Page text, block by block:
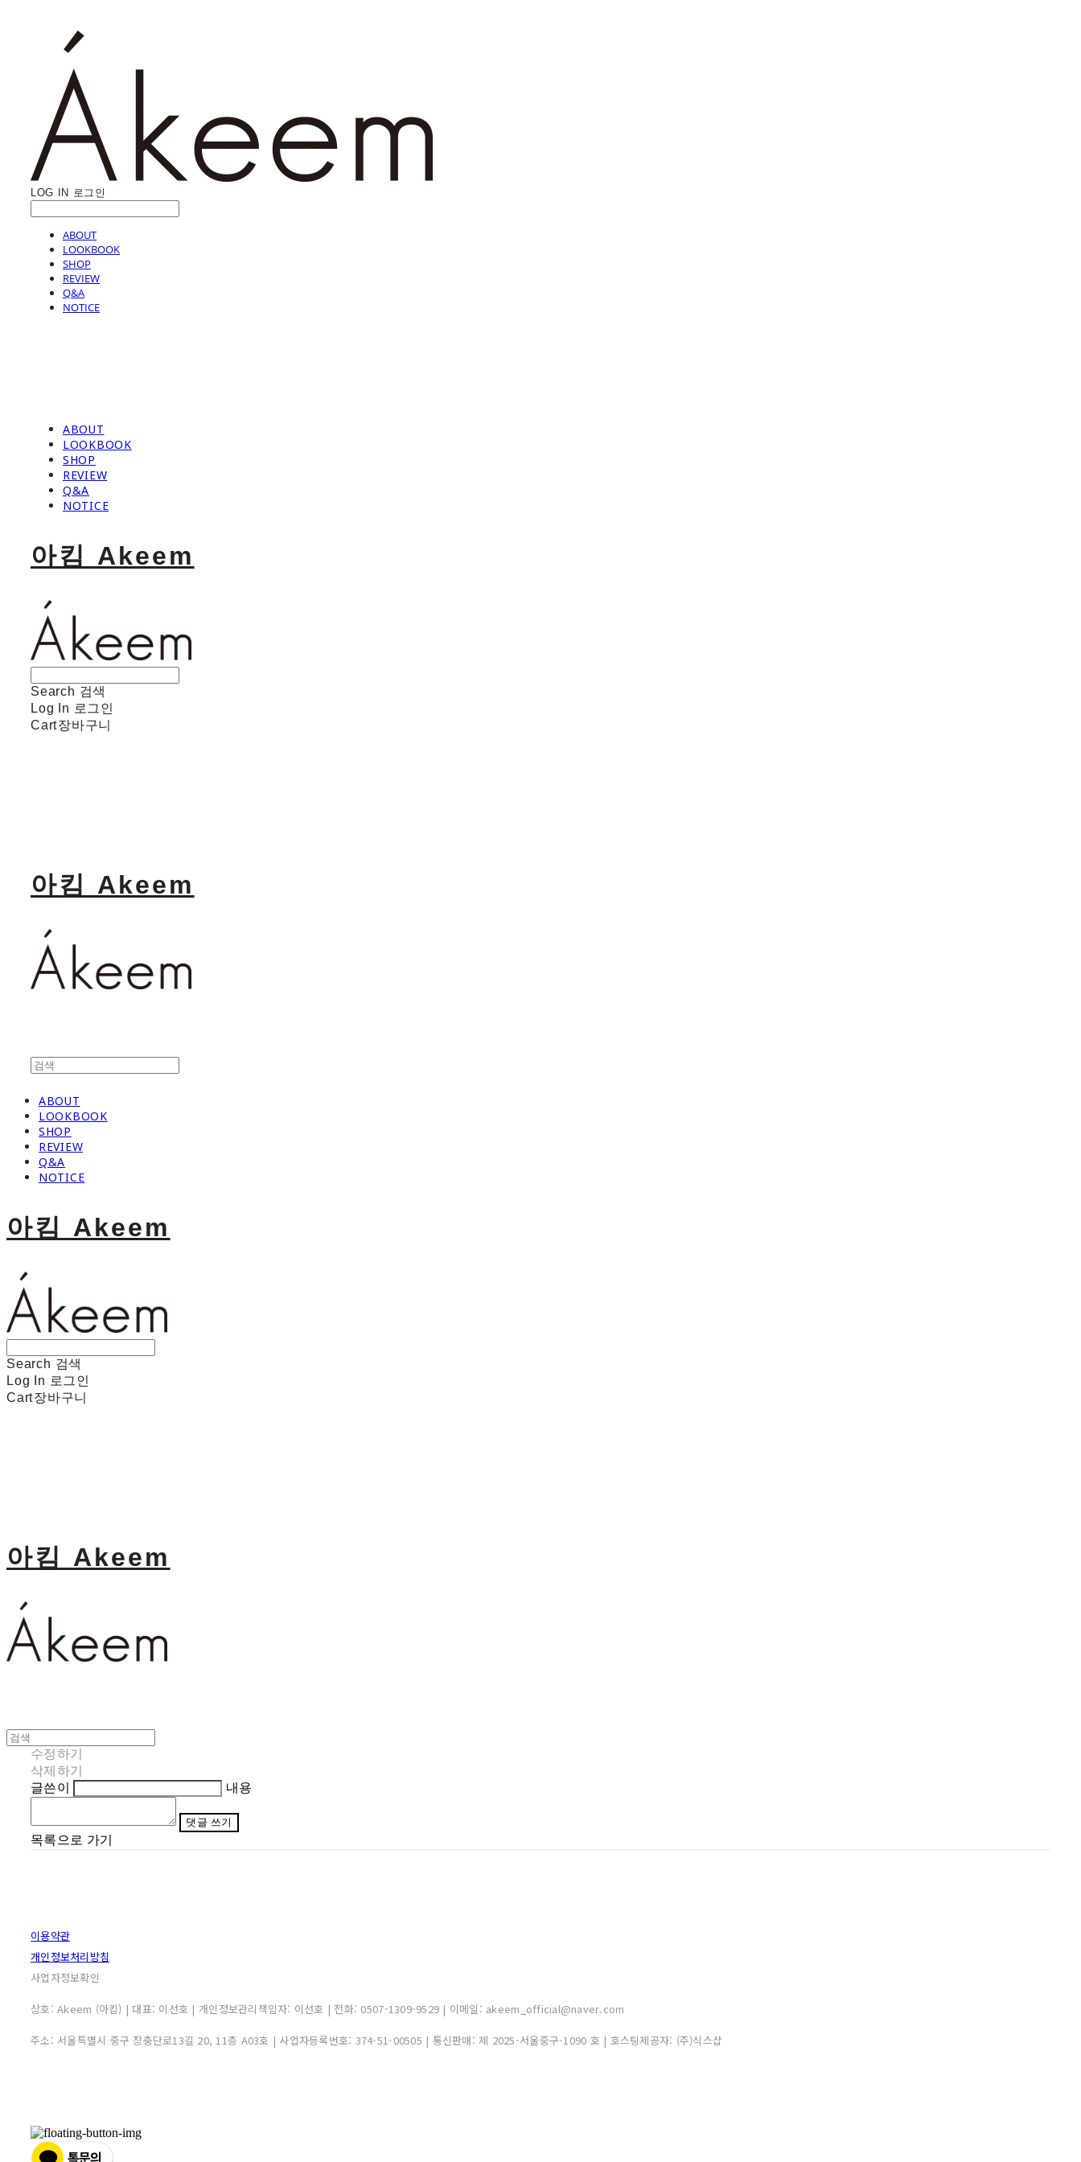
LOG IN 로그인
ABOUT
LOOKBOOK
SHOP
REVIEW
Q&A
NOTICE
ABOUT
LOOKBOOK
SHOP
REVIEW
Q&A
NOTICE
아킴 Akeem
Search 검색
Log In 로그인
Cart장바구니
아킴 Akeem
ABOUT
LOOKBOOK
SHOP
REVIEW
Q&A
NOTICE
아킴 Akeem
Search 검색
Log In 로그인
Cart장바구니
아킴 Akeem
수정하기
삭제하기
글쓴이
내용
댓글 쓰기
목록으로 가기
이용약관
개인정보처리방침
사업자정보확인
상호: Akeem (아킴) | 대표: 이선호 | 개인정보관리책임자: 이선호 | 전화: 0507-1309-9529 | 이메일: akeem_official@naver.com
주소: 서울특별시 중구 장충단로13길 20, 11층 A03호 | 사업자등록번호: 374-51-00505 | 통신판매: 제 2025-서울중구-1090 호 | 호스팅제공자: (주)식스샵